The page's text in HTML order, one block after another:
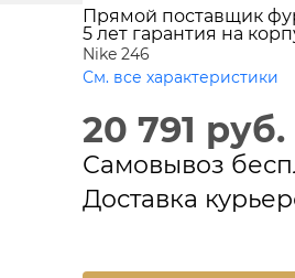
Прямой поставщик
5 лет гарантия на
Nike 246
См. все характеристики
20 791 руб.
Самовывоз
Доставка